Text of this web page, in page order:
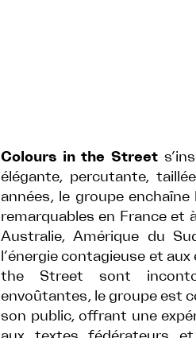
Colours in the Street
élégante, percutante,
années, le groupe
remarquables en France et
Australie, Amérique du
l’énergie contagieuse et
the Street sont
envoûtantes, le groupe est
son public, offrant une